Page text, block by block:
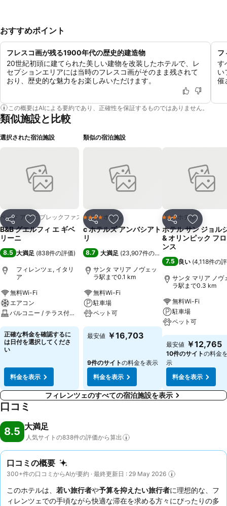
おすすめポイント
フレスコ画が残る1900年代の歴史的建造物
20世紀初頭に建てられた美しい建物を改装したホテルで、レ
セプションエリアには当時のフレスコ画がそのまま残されて
おり、歴史的な魅力をお楽しみいただけます。
フ
す
い
催
この概要はAIによる要約であり、正確性を保証するものではありません。
類似施設と比較
選択された宿泊施設
シェア お気に入りに追加
ベッド アンド ブレックファスト
B&B グエルフィ エ ギベ
リーニ
8.5 大満足 (838件の評価)
フィレンツェ, イタリ
ア
無料Wi-Fi
エアコン
バルコニー / テラス付客室
料金を表示
正確な料金を確認するに
は日付を選択してくださ
い
料金を表示
類似の宿泊施設
シェア お気に入りに追加
4 ホテルのランク
ホテル
c ホテルズ アンバシアト
リ
8.7 大満足 (23,907件の評価
サンタ マリア ノヴェッ
ラ駅まで0.1 km
無料Wi-Fi
駐車場
ペット可
料金を表示
最安値 ￥16,703
9件のサイトの料金を表示
料金を表示
シェア お気に入
3 ホテルのランク
ホテル
ホテル サン ジョル
& オリンピック フ
ンス
7.5 良い (4,118件の
サンタ マリア ノヴ
ラ駅まで0.3 km
無料Wi-Fi
駐車場
ペット可
料金を表示
最安値 ￥12,765
10件のサイトの料金
示
料金を表示
フィレンツェのすべての宿泊施設を表示
口コミ
8.5 大満足
人気サイトの838件の評価から算出
口コミの概要
300+件の口コミからAIが要約 · 最終更新日 : 29 May 2026
このホテルは、 若い旅行者や予算を抑えたい旅行者に理想的な、フ
ィレンツェでの手頃ながら快適な滞在を求める方々にぴったりの多